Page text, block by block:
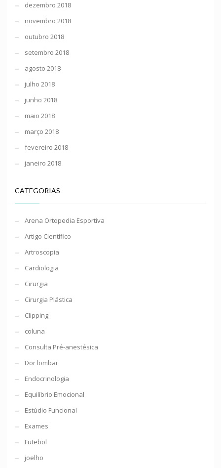
dezembro 2018
novembro 2018
outubro 2018
setembro 2018
agosto 2018
julho 2018
junho 2018
maio 2018
março 2018
fevereiro 2018
janeiro 2018
CATEGORIAS
Arena Ortopedia Esportiva
Artigo Científico
Artroscopia
Cardiologia
Cirurgia
Cirurgia Plástica
Clipping
coluna
Consulta Pré-anestésica
Dor lombar
Endocrinologia
Equilíbrio Emocional
Estúdio Funcional
Exames
Futebol
joelho